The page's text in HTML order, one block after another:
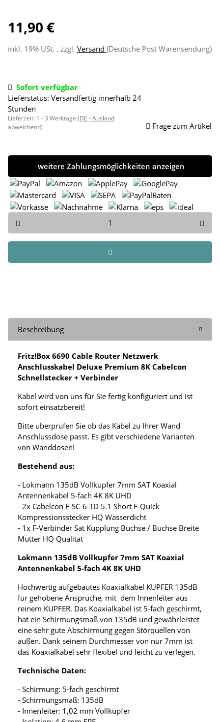
11,90 €
inkl. 19% USt. , zzgl. Versand (Deutsche Post Warensendung)
Sofort verfügbar
Lieferstatus: Versandfertig innerhalb 24
Stunden
Lieferzeit: 1 - 3 Werktage (DE - Ausland
abweichend)
Frage zum Artikel
weitere Zahlungsmöglichkeiten anzeigen
Beschreibung
Fritz!Box 6690 Cable Router Netzwerk
Anschlusskabel Deluxe Premium 8K Cabelcon
Schnellstecker + Verbinder
Kabel wird von uns für Sie fertig konfiguriert und ist
sofort einsatzbereit!
Bitte überprüfen Sie ob das Kabel zu Ihrer Wand
Anschlussdose passt. Es gibt verschiedene Varianten
von Wanddosen!
Bestehend aus:
- Lokmann 135dB Vollkupfer 7mm SAT Koaxial
Antennenkabel 5-fach 4K 8K UHD
- 2x Cabelcon F-SC-6-TD 5.1 Short F-Quick
Kompressionsstecker HQ Wasserdicht
- 1x F-Verbinder Sat Kupplung Buchse / Buchse Breite
Mutter HQ Qualität
Lokmann 135dB Vollkupfer 7mm SAT Koaxial
Antennenkabel 5-fach 4K 8K UHD
Hochwertig aufgebautes Koaxialkabel KUPFER 135dB
für gehobene Ansprüche, mit dem Innenleiter aus
reinem KUPFER. Das Koaxialkabel ist 5-fach geschirmt,
hat ein Schirmungsmaß von 135dB und gewährleistet
eine sehr gute Abschirmung gegen Störquellen von
außen. Dank seinem Durchmesser von nur 7mm ist
das Koaxialkabel sehr flexibel und leicht zu verlegen.
Technische Daten:
- Schirmung: 5-fach geschirmt
- Schirmungsmaß: 135dB
- Innenleiter: 1,02 mm Vollkupfer